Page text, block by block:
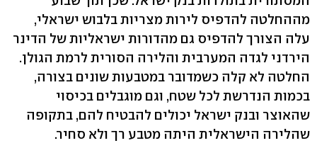
מההחלטה להדפיס לירות מצריות בלבוש ישראלי,
עלה הצורך להדפיס גם מהדורות ישראליות של הדינר
הירדני לגדה המערבית והלירה הסורית לרמת הגולן.
החלטה לא קלה כשמדובר במטבעות שונים בצורה,
בכמות הנדרשת לכל שטח, וגם מוגבלים בכיסוי
שהאוצר ובנק ישראל יכולים להבטיח להם, בתקופה
שהלירה הישראלית היתה מטבע רך ולא סחיר.